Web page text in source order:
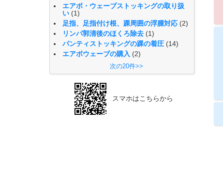
エアボ・ウェーブストッキングの取り扱
い (1)
足指、足指付け根、踝周囲の浮腫対応 (2)
リンパ郭清後のほくろ除去 (1)
パンティストッキングの踝の着圧 (14)
エアボウェーブの購入 (2)
次の20件>>
スマホはこちらから